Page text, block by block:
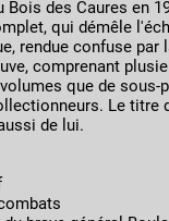
Bois des Caures en
qui démêle
rendue confuse par
comprenant
que de
Le titre
de lui.